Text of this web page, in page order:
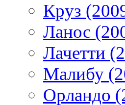
Круз
Ланос
Лачетти
Малибу
Орландо